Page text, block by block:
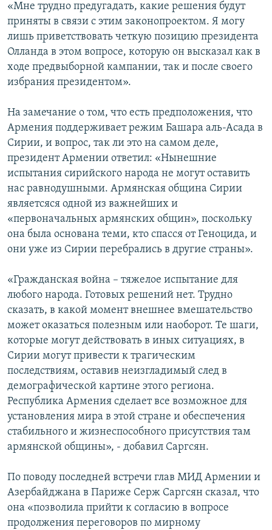
«Мне трудно предугадать, какие решения будут
приняты в связи с этим законопроектом. Я могу
лишь приветствовать четкую позицию президента
Олланда в этом вопросе, которую он высказал как в
ходе предвыборной кампании, так и после своего
избрания президентом».
На замечание о том, что есть предположения, что
Армения поддерживает режим Башара аль-Асада в
Сирии, и вопрос, так ли это на самом деле,
президент Армении ответил: «Нынешние
испытания сирийского народа не могут оставить
нас равнодушными. Армянская община Сирии
являетсяся одной из важнейших и
«первоначальных армянских общин», поскольку
она была основана теми, кто спасся от Геноцида, и
они уже из Сирии перебрались в другие страны».
«Гражданская война – тяжелое испытание для
любого народа. Готовых решений нет. Трудно
сказать, в какой момент внешнее вмешательство
может оказаться полезным или наоборот. Те шаги,
которые могут действовать в иных ситуациях, в
Сирии могут привести к трагическим
последствиям, оставив неизгладимый след в
демографической картине этого региона.
Республика Армения сделает все возможное для
установления мира в этой стране и обеспечения
стабильного и жизнеспособного присутствия там
армянской общины», - добавил Саргсян.
По поводу последней встречи глав МИД Армении и
Азербайджана в Париже Серж Саргсян сказал, что
она «позволила прийти к согласию в вопросе
продолжения переговоров по мирному